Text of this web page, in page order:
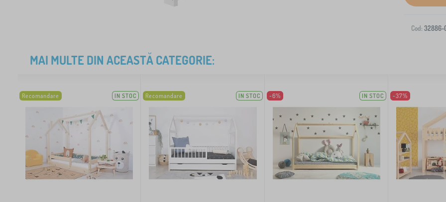
Cod: 32886-
MAI MULTE DIN ACEASTĂ CATEGORIE:
Recomandare IN STOC Recomandare IN STOC -6% IN STOC -37%